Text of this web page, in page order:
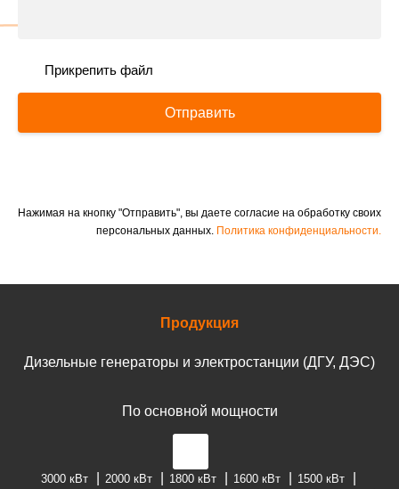
Прикрепить файл
Отправить
Нажимая на кнопку "Отправить", вы даете согласие на обработку своих
персональных данных. Политика конфиденциальности.
Продукция
Дизельные генераторы и электростанции (ДГУ, ДЭС)
По основной мощности
3000 кВт 2000 кВт 1800 кВт 1600 кВт
1500 кВт